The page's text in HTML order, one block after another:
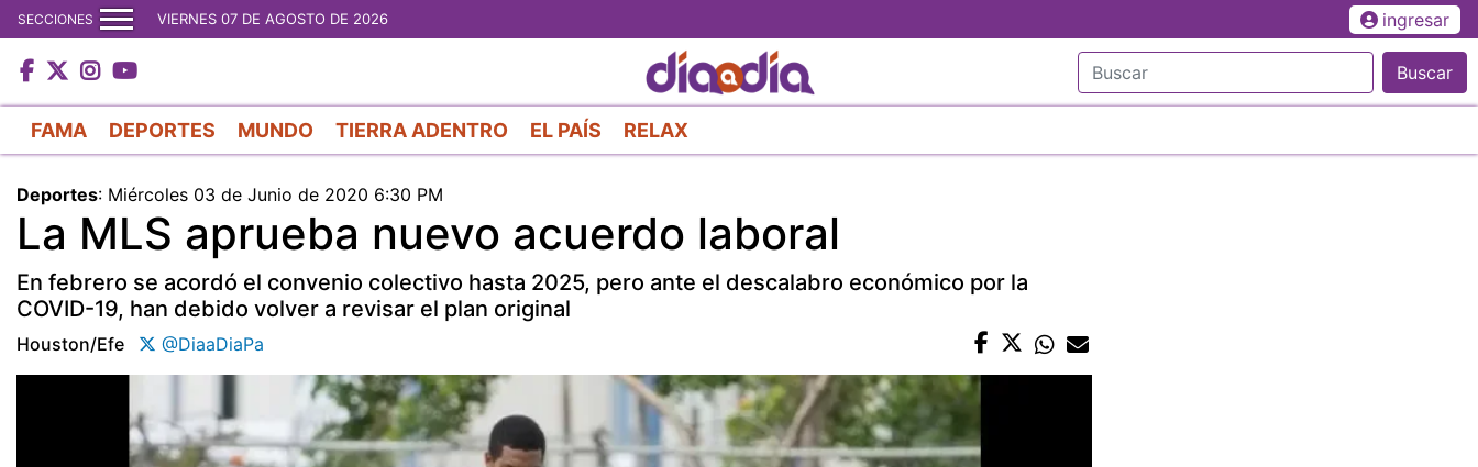
al
contenido
principal
SECCIONES VIERNES 07 DE AGOSTO DE 2026 ingresar
Buscar
FAMA DEPORTES MUNDO TIERRA ADENTRO EL PAÍS RELAX
Deportes: Miércoles 03 de Junio de 2020 6:30 PM
La MLS aprueba nuevo acuerdo laboral
En febrero se acordó el convenio colectivo hasta 2025, pero ante el descalabro económico por la
COVID-19, han debido volver a revisar el plan original
Houston/efe @DiaaDiaPa